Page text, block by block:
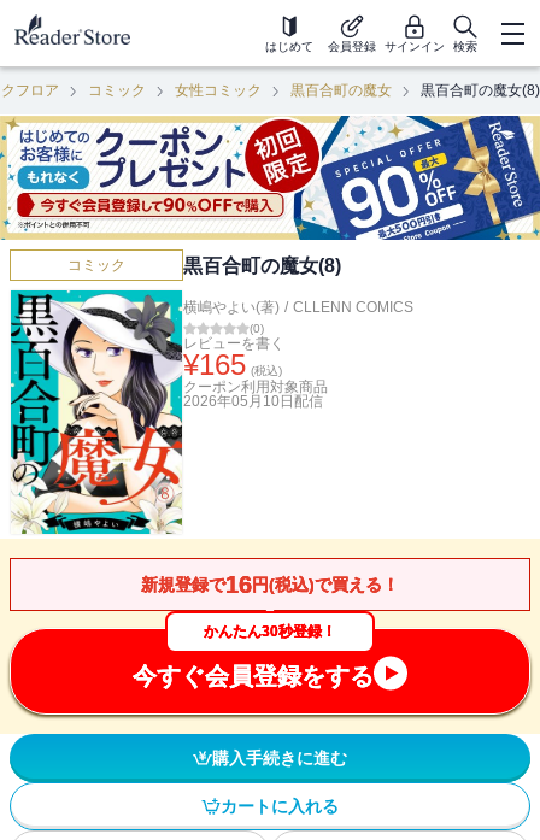
はじめて 会員登録 サインイン 検索
フロア コミック 女性コミック 黒百合町の魔女 黒百合町の魔女(8)
コミック 黒百合町の魔女(8)
横嶋やよい(著) / CLLENN COMICS
(0)
レビューを書く
¥165 (税込)
クーポン利用対象商品
2026年05月10日 配信
新規登録で16円(税込)で買える！
かんたん30秒登録！
今すぐ会員登録をする
購入手続きに進む
カートに入れる